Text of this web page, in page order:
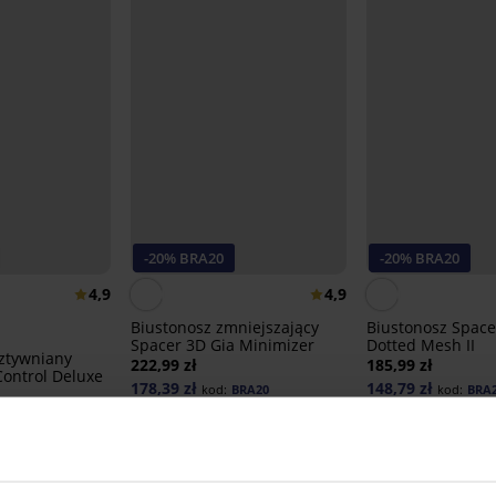
4,9
Deluxe
-20% BRA20
4,9
Biustonosz zmniejszający
Spacer 3D Gia Minimizer
222,99 zł
178,39 zł kod: BRA20
-20% BRA20
Biustonosz
Dotted Mesh II
185,99 zł
148,79 zł kod: